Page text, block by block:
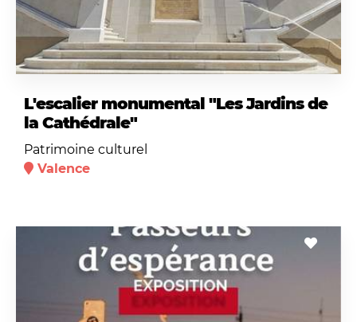
L'escalier monumental "Les Jardins de
la Cathédrale"
Patrimoine culturel
Valence